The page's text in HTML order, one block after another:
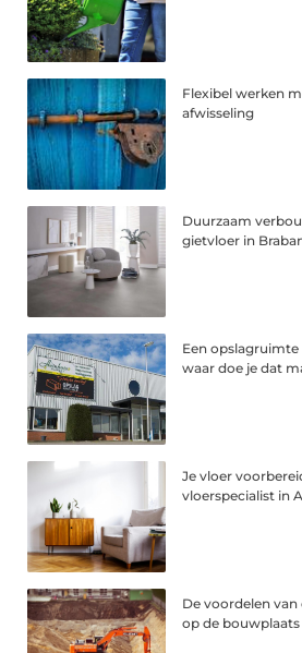
Flexibel werken
afwisseling
Duurzaam
gietvloer in
Een
waar doe je dat
Je vloer
vloerspecialist in
De voordelen
op de bouwplaats